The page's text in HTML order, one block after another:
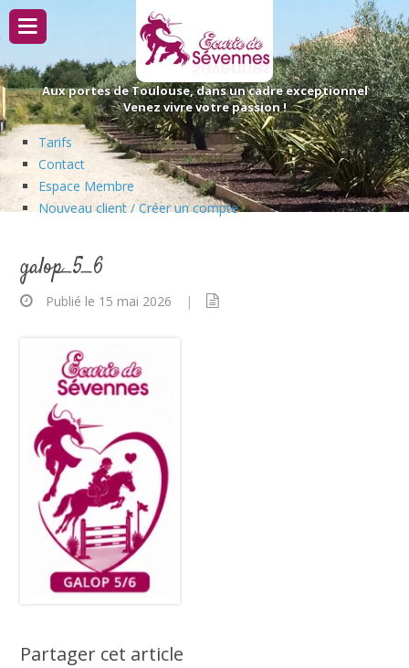
Passer
contenu
Aux portes de Toulouse, dans un cadre exceptionnel
Venez vivre votre passion !
Tarifs
Contact
Espace Membre
Nouveau client / Créer un compte
galop_5_6
Publié le 15 mai 2026 |
Partager cet article